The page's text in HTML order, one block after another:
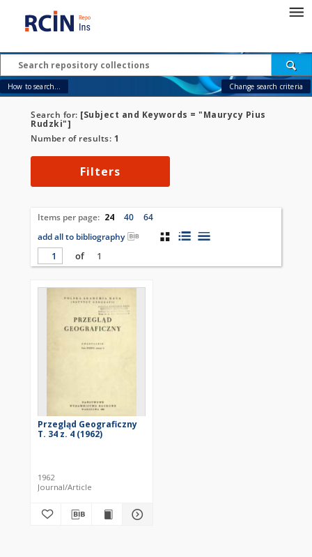
How to search... Change search criteria
Search for: [Subject and Keywords = "Maurycy Pius
Rudzki"]
Number of results: 1
Filters
Items per page: 24 40
64
add all to bibliography
of
1
Przegląd Geograficzny
T. 34 z. 4 (1962)
1962
Journal/Article